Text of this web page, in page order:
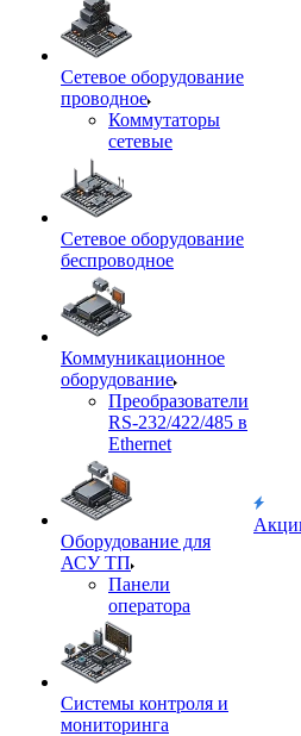
Сетевое оборудование
проводное
Коммутаторы
сетевые
Сетевое оборудование
беспроводное
Коммуникационное
оборудование
Преобразователи
RS-232/422/485 в
Ethernet
Оборудование для
АСУ ТП
Панели
оператора
Системы контроля и
мониторинга